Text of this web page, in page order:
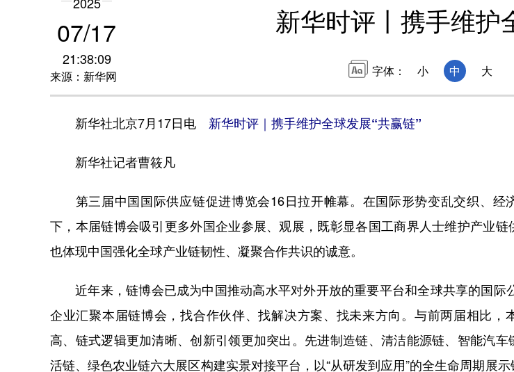
2025
07/17
21:38:09
来源：新华网
新华时评丨携手维护
字体： 小 中 大
新华社北京7月17日电 新华时评｜携手维护全球发展“共赢链”
新华社记者曹筱凡
第三届中国国际供应链促进博览会16日拉开帷幕。在国际形势变乱交织、经
下，本届链博会吸引更多外国企业参展、观展，既彰显各国工商界人士维护产业链
也体现中国强化全球产业链韧性、凝聚合作共识的诚意。
近年来，链博会已成为中国推动高水平对外开放的重要平台和全球共享的国际
企业汇聚本届链博会，找合作伙伴、找解决方案、找未来方向。与前两届相比，
高、链式逻辑更加清晰、创新引领更加突出。先进制造链、清洁能源链、智能汽车
活链、绿色农业链六大展区构建实景对接平台，以“从研发到应用”的全生命周期展